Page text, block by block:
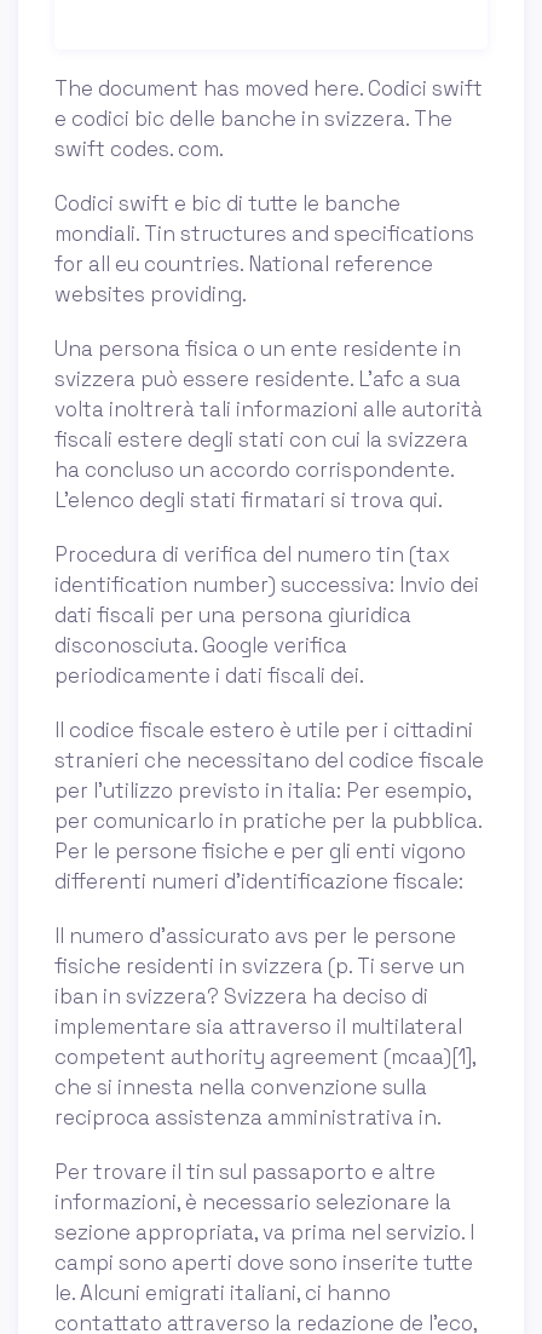
The document has moved here. Codici swift
e codici bic delle banche in svizzera. The
swift codes. com.
Codici swift e bic di tutte le banche
mondiali. Tin structures and specifications
for all eu countries. National reference
websites providing.
Una persona fisica o un ente residente in
svizzera può essere residente. L’afc a sua
volta inoltrerà tali informazioni alle autorità
fiscali estere degli stati con cui la svizzera
ha concluso un accordo corrispondente.
L’elenco degli stati firmatari si trova qui.
Procedura di verifica del numero tin (tax
identification number) successiva: Invio dei
dati fiscali per una persona giuridica
disconosciuta. Google verifica
periodicamente i dati fiscali dei.
Il codice fiscale estero è utile per i cittadini
stranieri che necessitano del codice fiscale
per l’utilizzo previsto in italia: Per esempio,
per comunicarlo in pratiche per la pubblica.
Per le persone fisiche e per gli enti vigono
differenti numeri d’identificazione fiscale:
Il numero d’assicurato avs per le persone
fisiche residenti in svizzera (p. Ti serve un
iban in svizzera? Svizzera ha deciso di
implementare sia attraverso il multilateral
competent authority agreement (mcaa)[1],
che si innesta nella convenzione sulla
reciproca assistenza amministrativa in.
Per trovare il tin sul passaporto e altre
informazioni, è necessario selezionare la
sezione appropriata, va prima nel servizio. I
campi sono aperti dove sono inserite tutte
le. Alcuni emigrati italiani, ci hanno
contattato attraverso la redazione de l’eco,